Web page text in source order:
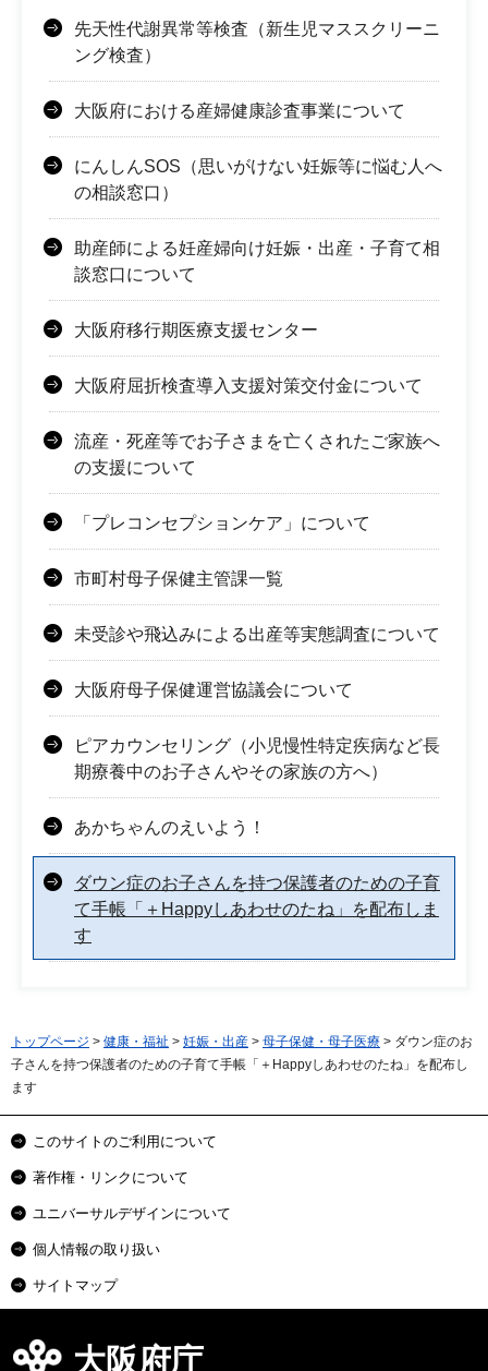
先天性代謝異常等検査（新生児マススクリーニ
ング検査）
大阪府における産婦健康診査事業について
にんしんSOS（思いがけない妊娠等に悩む人へ
の相談窓口）
助産師による妊産婦向け妊娠・出産・子育て相
談窓口について
大阪府移行期医療支援センター
大阪府屈折検査導入支援対策交付金について
流産・死産等でお子さまを亡くされたご家族へ
の支援について
「プレコンセプションケア」について
市町村母子保健主管課一覧
未受診や飛込みによる出産等実態調査について
大阪府母子保健運営協議会について
ピアカウンセリング（小児慢性特定疾病など長
期療養中のお子さんやその家族の方へ）
あかちゃんのえいよう！
ダウン症のお子さんを持つ保護者のための子育
て手帳「＋Happyしあわせのたね」を配布しま
す
トップページ > 健康・福祉 > 妊娠・出産 > 母子保健・母子医療 > ダウン症のお
子さんを持つ保護者のための子育て手帳「＋Happyしあわせのたね」を配布し
ます
このサイトのご利用について
著作権・リンクについて
ユニバーサルデザインについて
個人情報の取り扱い
サイトマップ
大阪府庁